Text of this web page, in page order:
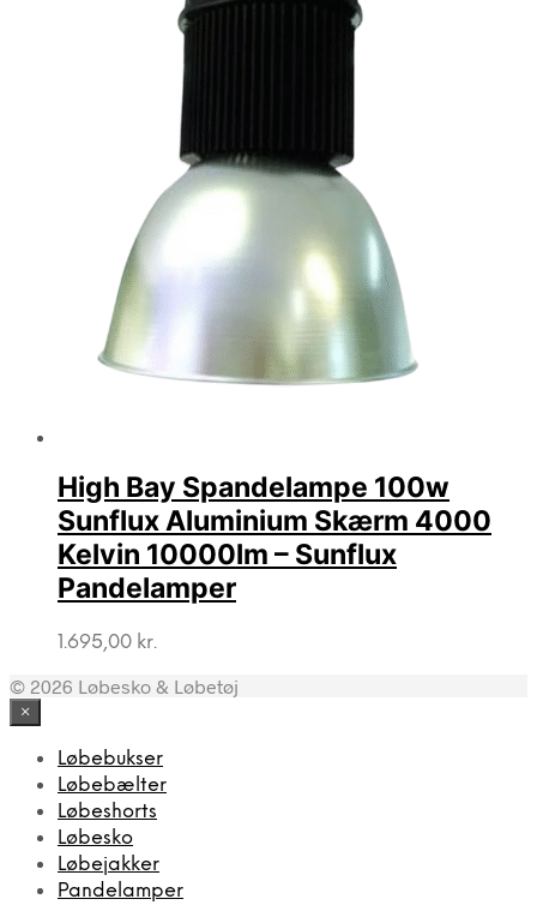
High Bay Spandelampe 100w
Sunflux Aluminium Skærm 4000
Kelvin 10000lm – Sunflux
Pandelamper
1.695,00 kr.
© 2026 Løbesko & Løbetøj
×
Løbebukser
Løbebælter
Løbeshorts
Løbesko
Løbejakker
Pandelamper